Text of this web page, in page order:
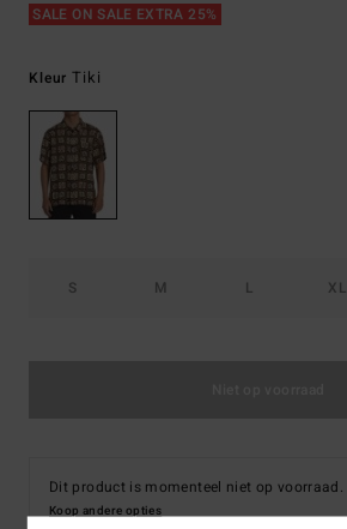
SALE ON SALE EXTRA 25%
KleurTiki
S M L XL
Dit product is momenteel niet op voorraad.
Koop andere opties